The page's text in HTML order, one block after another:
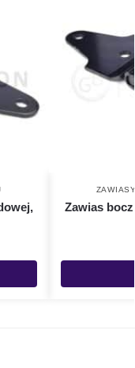
Zawias